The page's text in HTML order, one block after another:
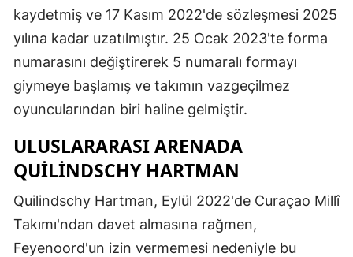
Kütahya
Malatya
Manisa
Muş
kaydetmiş ve 17 Kasım 2022'de sözleşmesi 2025
yılına kadar uzatılmıştır. 25 Ocak 2023'te forma
numarasını değiştirerek 5 numaralı formayı
giymeye başlamış ve takımın vazgeçilmez
oyuncularından biri haline gelmiştir.
ULUSLARARASI ARENADA
QUILINDSCHY HARTMAN
Quilindschy Hartman, Eylül 2022'de Curaçao Millî
Takımı'ndan davet almasına rağmen,
Feyenoord'un izin vermemesi nedeniyle bu